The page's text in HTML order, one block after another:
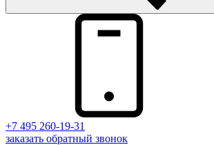
+7 495 260-19-31
заказать обратный звонок